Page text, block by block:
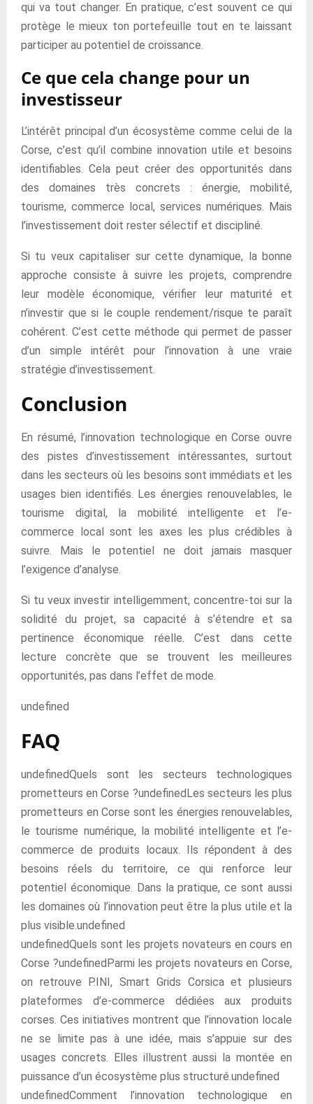
qui va tout changer. En pratique, c’est souvent ce qui
protège le mieux ton portefeuille tout en te laissant
participer au potentiel de croissance.
Ce que cela change pour un
investisseur
L’intérêt principal d’un écosystème comme celui de la
Corse, c’est qu’il combine innovation utile et besoins
identifiables. Cela peut créer des opportunités dans
des domaines très concrets : énergie, mobilité,
tourisme, commerce local, services numériques. Mais
l’investissement doit rester sélectif et discipliné.
Si tu veux capitaliser sur cette dynamique, la bonne
approche consiste à suivre les projets, comprendre
leur modèle économique, vérifier leur maturité et
n’investir que si le couple rendement/risque te paraît
cohérent. C’est cette méthode qui permet de passer
d’un simple intérêt pour l’innovation à une vraie
stratégie d’investissement.
Conclusion
En résumé, l’innovation technologique en Corse ouvre
des pistes d’investissement intéressantes, surtout
dans les secteurs où les besoins sont immédiats et les
usages bien identifiés. Les énergies renouvelables, le
tourisme digital, la mobilité intelligente et l’e-
commerce local sont les axes les plus crédibles à
suivre. Mais le potentiel ne doit jamais masquer
l’exigence d’analyse.
Si tu veux investir intelligemment, concentre-toi sur la
solidité du projet, sa capacité à s’étendre et sa
pertinence économique réelle. C’est dans cette
lecture concrète que se trouvent les meilleures
opportunités, pas dans l’effet de mode.
undefined
FAQ
undefinedQuels sont les secteurs technologiques
prometteurs en Corse ?undefinedLes secteurs les plus
prometteurs en Corse sont les énergies renouvelables,
le tourisme numérique, la mobilité intelligente et l’e-
commerce de produits locaux. Ils répondent à des
besoins réels du territoire, ce qui renforce leur
potentiel économique. Dans la pratique, ce sont aussi
les domaines où l’innovation peut être la plus utile et la
plus visible.undefined
undefinedQuels sont les projets novateurs en cours en
Corse ?undefinedParmi les projets novateurs en Corse,
on retrouve P.INI, Smart Grids Corsica et plusieurs
plateformes d’e-commerce dédiées aux produits
corses. Ces initiatives montrent que l’innovation locale
ne se limite pas à une idée, mais s’appuie sur des
usages concrets. Elles illustrent aussi la montée en
puissance d’un écosystème plus structuré.undefined
undefinedComment l’innovation technologique en